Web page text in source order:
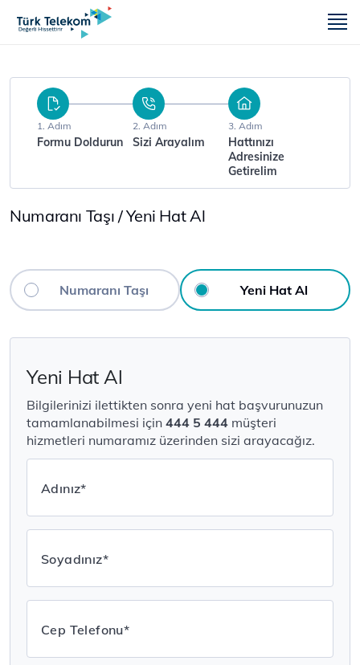
1. Adım
Formu Doldurun
2. Adım
Sizi Arayalım
3. Adım
Hattınızı
Adresinize
Getirelim
Numaranı Taşı / Yeni Hat Al
Numaranı Taşı Yeni Hat Al
Yeni Hat Al
Bilgilerinizi ilettikten sonra yeni hat başvurunuzun
tamamlanabilmesi için 444 5 444 müşteri
hizmetleri numaramız üzerinden sizi arayacağız.
Adınız*
Soyadınız*
Cep Telefonu*